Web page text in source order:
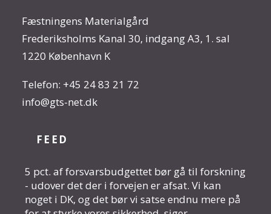
Fæstningens Materialgård
Frederiksholms Kanal 30, indgang A3, 1. sal
1220 København K
Telefon: +45 24 83 21 72
info@gts-net.dk
FEED
5 pct. af forsvarsbudgettet bør gå til forskning
- udover det der i forvejen er afsat. Vi kan
noget i DK, og det bør vi satse endnu mere på